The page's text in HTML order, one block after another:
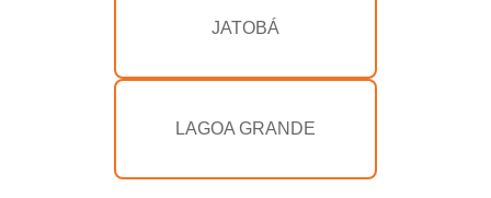
JATOBÁ
LAGOA GRANDE